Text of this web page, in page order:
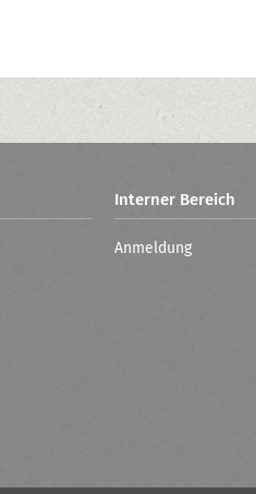
Interner Bereich
Anmeldung